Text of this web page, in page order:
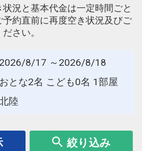
況と基本代金は一定時間ごと
約直前に再度空き状況及びご
さい。
2026/8/17 ～2026/8/18
おとな2名 こども0名 1部屋
陸
絞り込み